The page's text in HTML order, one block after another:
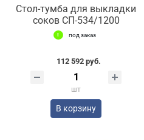
Стол-тумба для выкладки
соков СП-534/1200
под заказ
112 592 руб.
шт
В корзину